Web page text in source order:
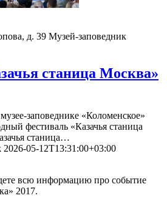
д. 39 Музей-заповедник
станица Москва»
заповеднике «Коломенское»
фестиваль «Казачья станица
станица…
2026-05-12T13:31:00+03:00
всю информацию про событие
2017.